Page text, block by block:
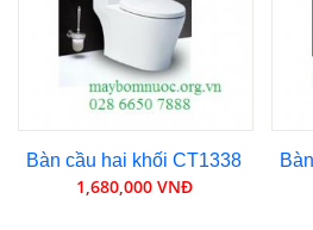
Bàn cầu hai khối CT1338
1,680,000 VNĐ